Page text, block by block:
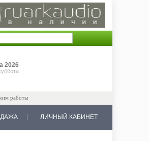
2026
работы
ЛИЧНЫЙ КАБИНЕТ